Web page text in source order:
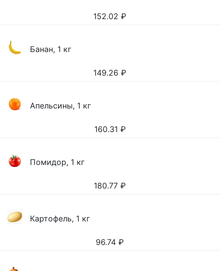
152.02 ₽
Банан, 1 кг
149.26 ₽
Апельсины, 1 кг
160.31 ₽
Помидор, 1 кг
180.77 ₽
Картофель, 1 кг
96.74 ₽